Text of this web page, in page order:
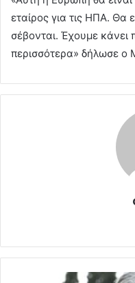
εταίρος για τις ΗΠΑ. Θα
σέβονται. Έχουμε
περισσότερα» δήλωσε ο